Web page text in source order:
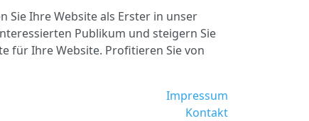
Sie Ihre Website als Erster in unser
Publikum und steigern Sie
für Ihre Website. Profitieren Sie von
Impressum
Kontakt